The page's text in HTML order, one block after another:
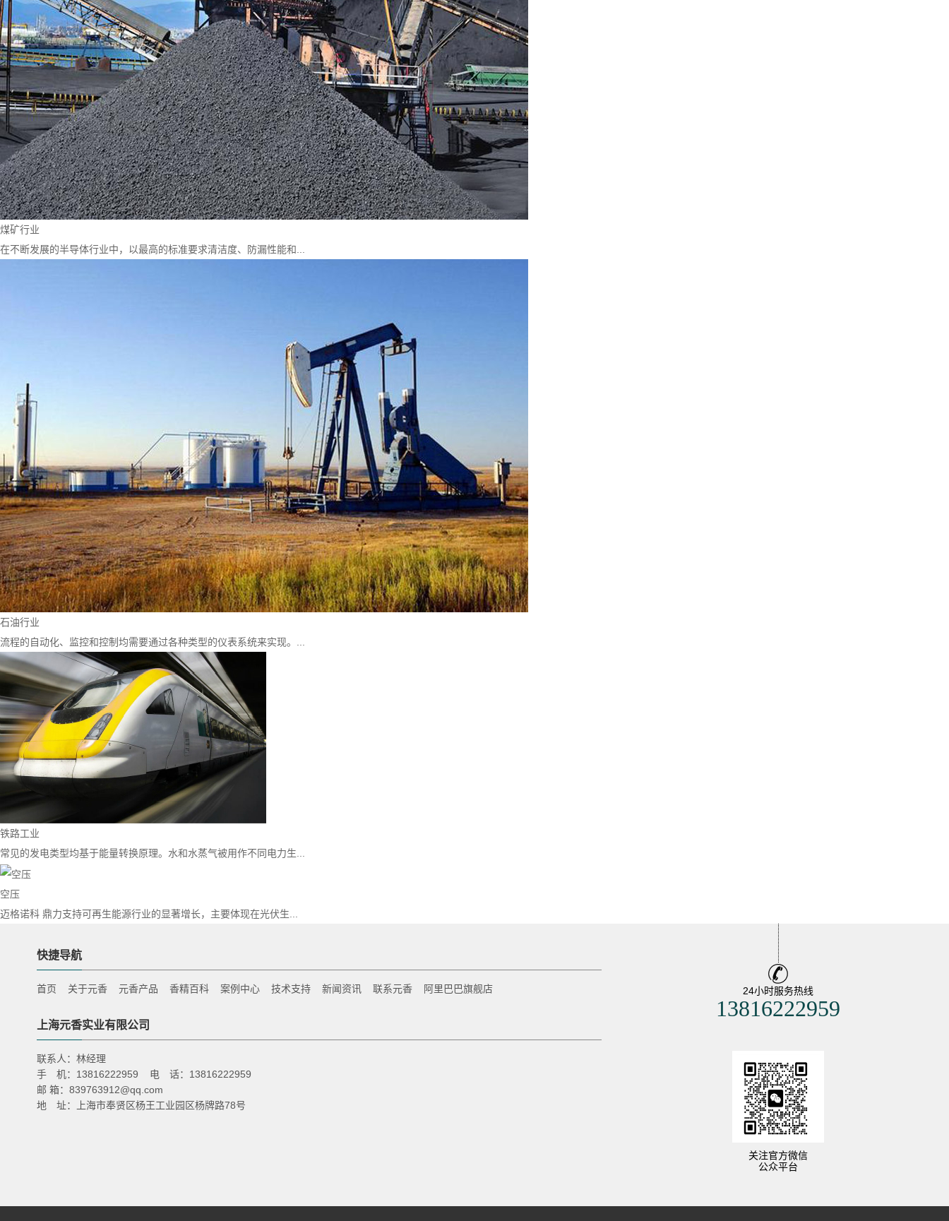
煤矿行业
在不断发展的半导体行业中，以最高的标准要求清洁度、防漏性能和...
石油行业
流程的自动化、监控和控制均需要通过各种类型的仪表系统来实现。...
铁路工业
常见的发电类型均基于能量转换原理。水和水蒸气被用作不同电力生...
空压
迈格诺科 鼎力支持可再生能源行业的显著增长，主要体现在光伏生...
快捷导航
首页 关于元香 元香产品 香精百科 案例中心 技术支持 新闻资讯 联系元香 阿里巴巴旗舰店
上海元香实业有限公司
联系人：林经理
手 机：13816222959 电 话：13816222959
邮 箱：839763912@qq.com
地 址：上海市奉贤区杨王工业园区杨牌路78号
24小时服务热线
13816222959
关注官方微信
公众平台